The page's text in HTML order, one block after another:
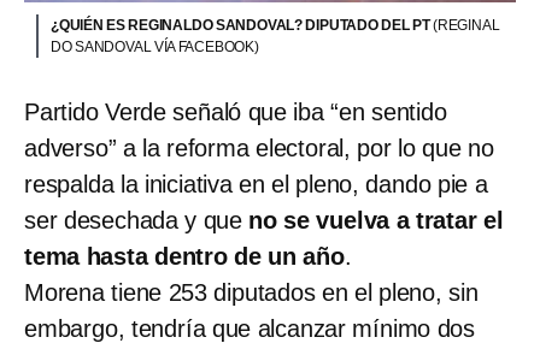
¿QUIÉN ES REGINALDO SANDOVAL? DIPUTADO DEL PT(REGINAL
DO SANDOVAL VÍA FACEBOOK)
Partido Verde señaló que iba “en sentido
adverso” a la reforma electoral, por lo que no
respalda la iniciativa en el pleno, dando pie a
ser desechada y que no se vuelva a tratar el
tema hasta dentro de un año.
Morena tiene 253 diputados en el pleno, sin
embargo, tendría que alcanzar mínimo dos